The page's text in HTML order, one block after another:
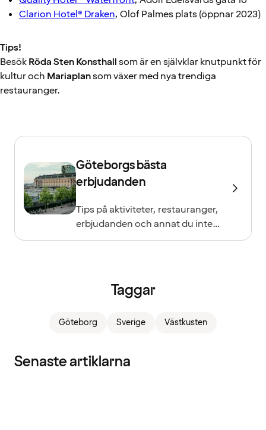
Clarion Hotel® Draken, Olof Palmes plats (öppnar 2023)
Tips!
BesökRöda Sten Konsthallsom är en självklar knutpunkt för
kultur och Mariaplansom växer med nya trendiga
restauranger.
Göteborgs bästa
erbjudanden
Tips på aktiviteter, restauranger,
erbjudanden och annat du inte
vill missa!
Taggar
Göteborg Sverige Västkusten
Senaste artiklarna